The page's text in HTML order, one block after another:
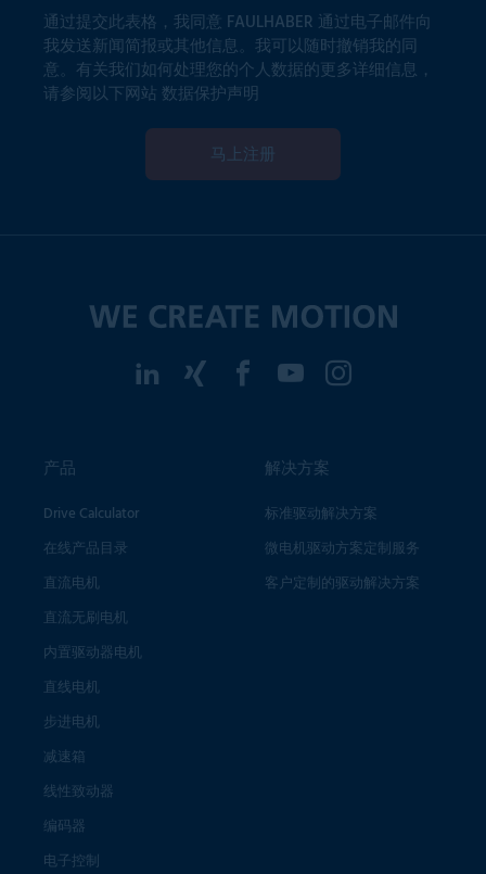
通过提交此表格，我同意 FAULHABER 通过电子邮件向
我发送新闻简报或其他信息。我可以随时撤销我的同
意。有关我们如何处理您的个人数据的更多详细信息，
请参阅以下网站 数据保护声明
马上注册
产品
Drive Calculator
在线产品目录
直流电机
直流无刷电机
内置驱动器电机
直线电机
步进电机
减速箱
线性致动器
编码器
电子控制
解决方案
标准驱动解决方案
微电机驱动方案定制服务
客户定制的驱动解决方案